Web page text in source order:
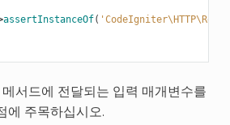
assertInstanceOf(
서드에 전달되는 입력 매개변수를
에 주목하십시오.